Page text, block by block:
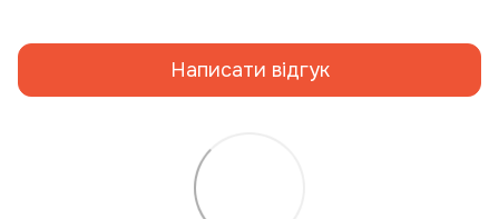
Написати відгук